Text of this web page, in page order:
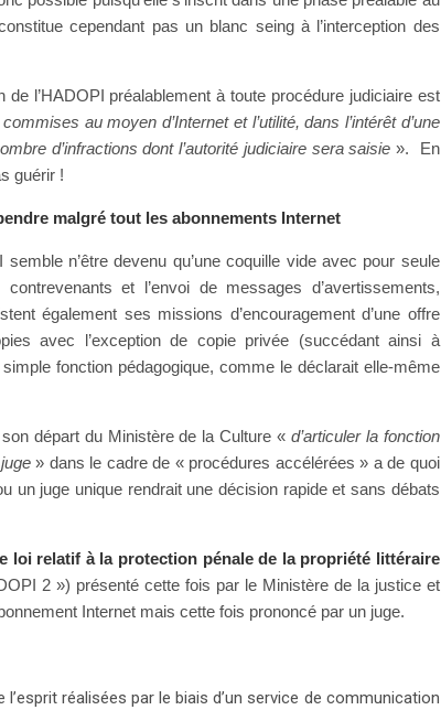
cependant pas un blanc seing à l’interception des
de l’HADOPI préalablement à toute procédure judiciaire est
au moyen d’Internet et l’utilité, dans l’intérêt d’une
d’infractions dont l’autorité judiciaire sera saisie ». En
guérir !
malgré tout les abonnements Internet
n’être devenu qu’une coquille vide avec pour seule
et l’envoi de messages d’avertissements,
également ses missions d’encouragement d’une offre
avec l’exception de copie privée (succédant ainsi à
fonction pédagogique, comme le déclarait elle-même
départ du Ministère de la Culture « d’articuler la fonction
juge» dans le cadre de « procédures accélérées » a de quoi
un juge unique rendrait une décision rapide et sans débats
loi relatif à la protection pénale de la propriété littéraire
2 ») présenté cette fois par le Ministère de la justice et
Internet mais cette fois prononcé par un juge.
réalisées par le biais d’un service de communication